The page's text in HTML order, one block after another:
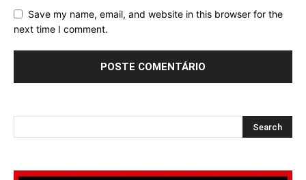
Save my name, email, and website in this browser for the
next time I comment.